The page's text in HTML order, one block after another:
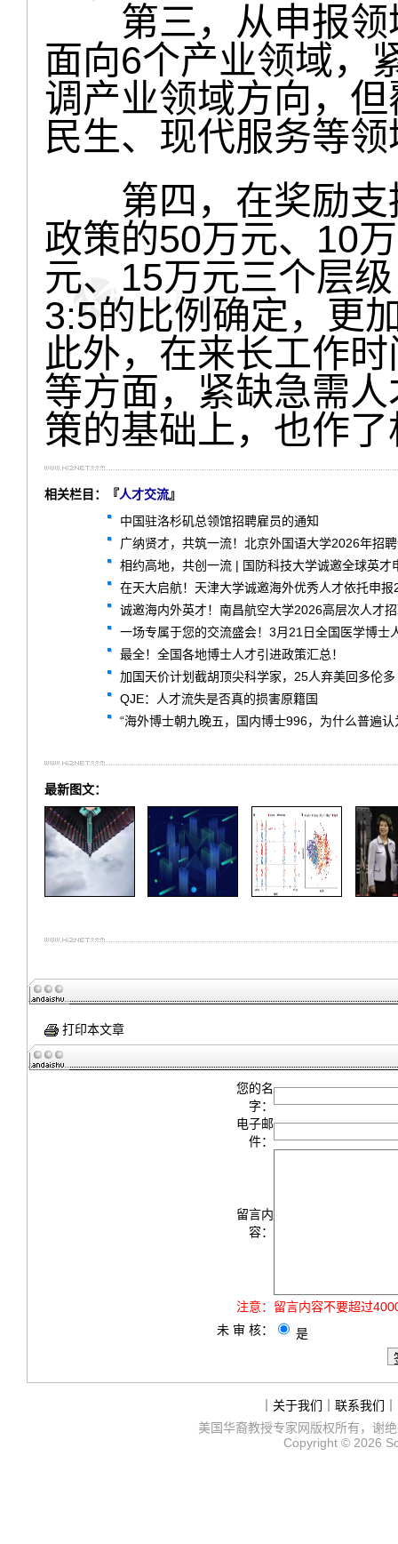
第三，从申报领
面向6个产业领域，
调产业领域方向，
民生、现代服务等
第四，在奖励支
政策的50万元、10
元、15万元三个层
3:5的比例确定，更
此外，在来长工作
等方面，紧缺急需人
策的基础上，也作
相关栏目：『人才交流』
中国驻洛杉矶总领馆招聘雇员的通知
广纳贤才，共筑一流！北京外国语大学2026年招
相约高地，共创一流 | 国防科技大学诚邀全球英才
在天大启航！天津大学诚邀海外优秀人才依托申
诚邀海内外英才！南昌航空大学2026高层次人才
一场专属于您的交流盛会！3月21日全国医学博士
最全！全国各地博士人才引进政策汇总！
加国天价计划截胡顶尖科学家，25人弃美回多伦多
QJE：人才流失是否真的损害原籍国
“海外博士朝九晚五，国内博士996，为什么普遍
最新图文：
打印本文章
您的名
字：
电子邮
件：
留言内
容：
注意： 留言内容不要超过
未 审 核：
是
关于我们 联系我们
美国华裔教授专家网版权所有，谢
Copyright © 2026